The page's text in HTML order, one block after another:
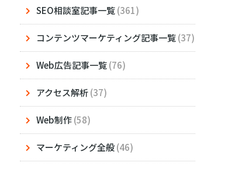
SEO相談室記事一覧(361)
コンテンツマーケティング記事一覧(37)
Web広告記事一覧(76)
アクセス解析(37)
Web制作(58)
マーケティング全般(46)